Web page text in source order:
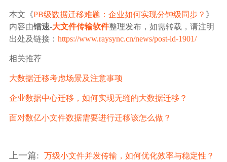
本文《PB级数据迁移难题：企业如何实现分钟级同步？ 》
内容由镭速-大文件传输软件整理发布，如需转载，请注明
出处及链接： https://www.raysync.cn/news/post-id-1901/
相关推荐
大数据迁移考虑场景及注意事项
企业数据中心迁移，如何实现无缝的大数据迁移？
面对数亿小文件数据需要进行迁移该怎么做？
上一篇: 万级小文件并发传输，如何优化效率与稳定性？